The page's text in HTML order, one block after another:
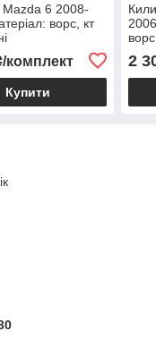
6 2008-
ворс, кт
Купити
2